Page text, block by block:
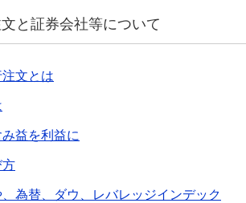
と証券会社等について
文とは
益を利益に
方
為替、ダウ、レバレッジインデック